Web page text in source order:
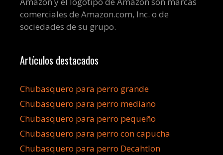
comerciales de Amazon.com, Inc. o de
sociedades de su grupo.
Artículos destacados
Chubasquero para perro grande
Chubasquero para perro mediano
Chubasquero para perro pequeño
Chubasquero para perro con capucha
Chubasquero para perro Decahtlon